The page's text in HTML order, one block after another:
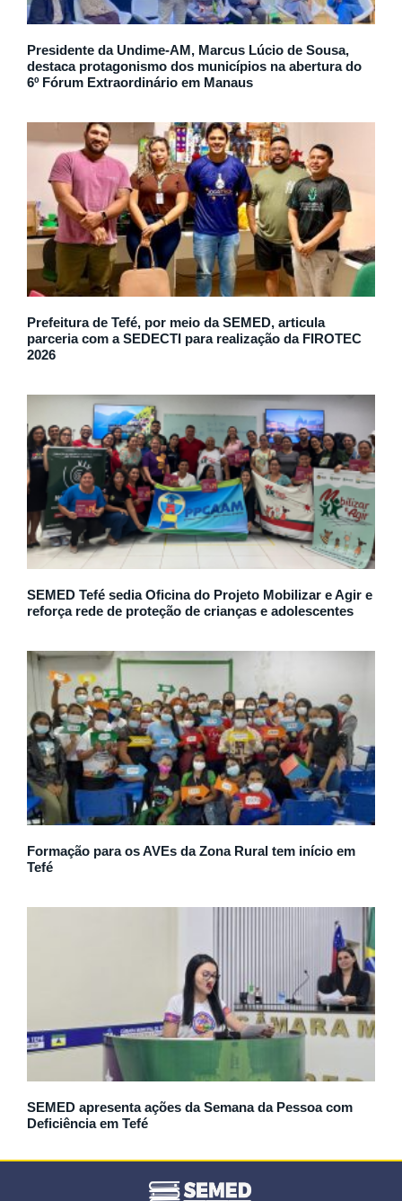
Presidente da Undime-AM, Marcus Lúcio de Sousa,
destaca protagonismo dos municípios na abertura do
6º Fórum Extraordinário em Manaus
Prefeitura de Tefé, por meio da SEMED, articula
parceria com a SEDECTI para realização da FIROTEC
2026
SEMED Tefé sedia Oficina do Projeto Mobilizar e Agir e
reforça rede de proteção de crianças e adolescentes
Formação para os AVEs da Zona Rural tem início em
Tefé
SEMED apresenta ações da Semana da Pessoa com
Deficiência em Tefé